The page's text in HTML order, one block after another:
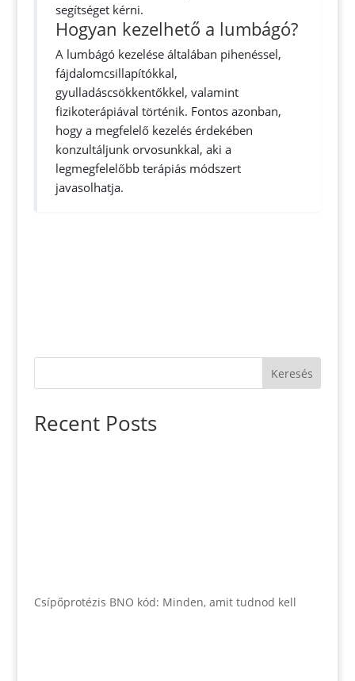
segítséget kérni.
Hogyan kezelhető a lumbágó?
A lumbágó kezelése általában pihenéssel,
fájdalomcsillapítókkal,
gyulladáscsökkentőkkel, valamint
fizikoterápiával történik. Fontos azonban,
hogy a megfelelő kezelés érdekében
konzultáljunk orvosunkkal, aki a
legmegfelelőbb terápiás módszert
javasolhatja.
Keresés
Recent Posts
Csípőprotézis BNO kód: Minden, amit tudnod kell